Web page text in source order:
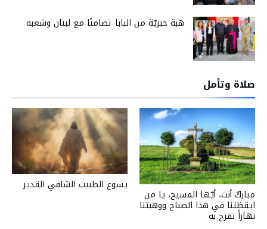
هبة حبريّة من البابا تضامنًا مع لبنان وشعبه
صلاة وتأمل
يسوع الطبيب الشافي القدير
مباركٌ أنت، أيّها المسيح، يا من
ايقظتنا في هذا الصباح ووهبتنا
نهاراً نفرح به